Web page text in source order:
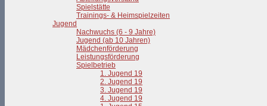
Spielstätte
Trainings- & Heimspielzeiten
Jugend
Nachwuchs (6 - 9 Jahre)
Jugend (ab 10 Jahren)
Mädchenförderung
Leistungsförderung
Spielbetrieb
1. Jugend 19
2. Jugend 19
3. Jugend 19
4. Jugend 19